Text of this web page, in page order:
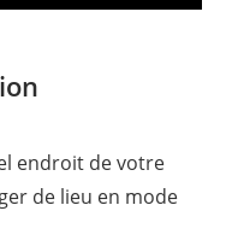
endroit de votre
de lieu en mode